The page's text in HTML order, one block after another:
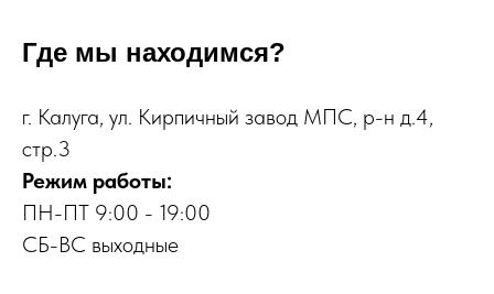
Где мы находимся?
г. Калуга, ул. Кирпичный завод МПС, р-н д.4,
стр.3
Режим работы:
ПН-ПТ 9:00 - 19:00
СБ-ВС выходные